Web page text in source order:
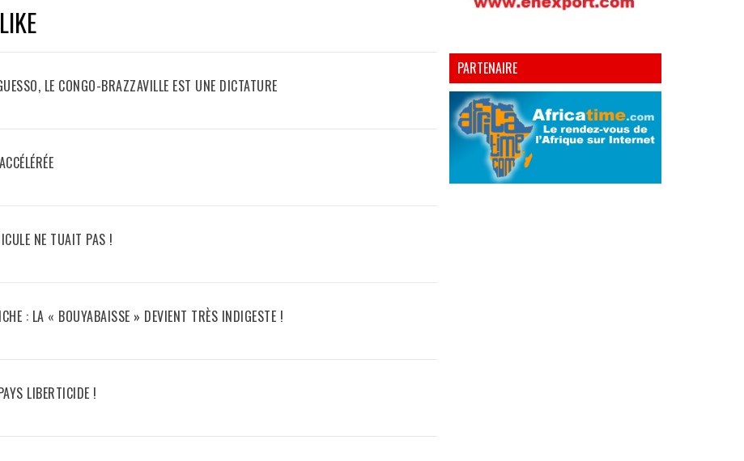
LE CONGO-BRAZZAVILLE EST UNE DICTATURE
NE TUAIT PAS !
: LA « BOUYABAISSE » DEVIENT TRÈS INDIGESTE !
LIBERTICIDE !
PARTENAIRE